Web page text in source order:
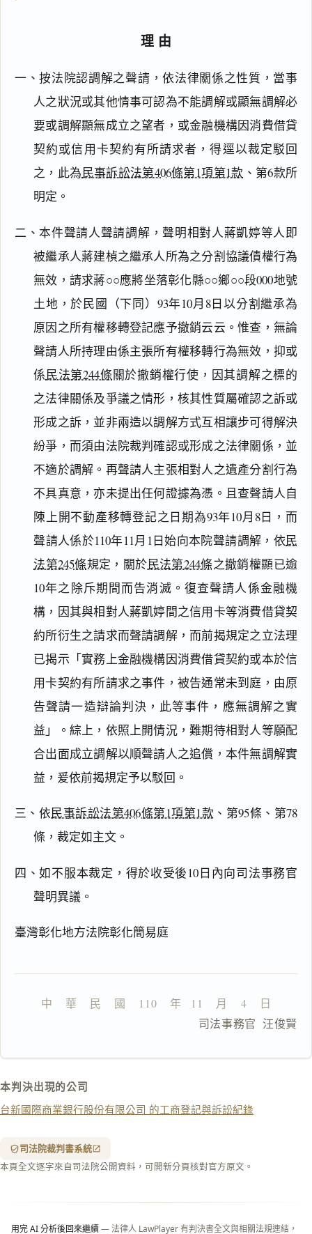
理由
一、按法院認調解之聲請，依法律關係之性質，當事
人之狀況或其他情事可認為不能調解或顯無調解必
要或調解顯無成立之望者，或金融機構因消費借貸
契約或信用卡契約有所請求者，得逕以裁定駁回
之，此為民事訴訟法第406條第1項第1款 、第6款所
明定。
二、本件聲請人聲請調解，聲明相對人蔣凱婷等人即
被繼承人蔣建楨之繼承人所為之分割協議債權行為
無效，請求蔣○○應將坐落彰化縣○○鄉○○段000地號
土地，於民國（下同）93年10月8日以分割繼承為
原因之所有權移轉登記應予撤銷云云。惟查，無論
聲請人所持理由係主張所有權移轉行為無效，抑或
係民法第244條關於撤銷權行使，因其調解之標的
之法律關係及爭議之情形，核其性質屬確認之訴或
形成之訴，並非兩造以調解方式互相讓步可得解決
紛爭，而須由法院裁判確認或形成之法律關係，並
不適於調解。再聲請人主張相對人之遺產分割行為
不具真意，亦未提出任何證據為憑。且查聲請人自
陳上開不動產移轉登記之日期為93年10月8日，而
聲請人係於110年11月1日始向本院聲請調解，依民
法第245條規定，關於民法第244條之撤銷權顯已逾
10年之除斥期間而告消滅。復查聲請人係金融機
構，因其與相對人蔣凱婷間之信用卡等消費借貸契
約所衍生之請求而聲請調解，而前揭規定之立法理
已揭示「實務上金融機構因消費借貸契約或本於信
用卡契約有所請求之事件，被告通常未到庭，由原
告聲請一造辯論判決，此等事件，應無調解之實
益」。綜上，依照上開情況，難期待相對人等願配
合出面成立調解以順聲請人之追償，本件無調解實
益，爰依前揭規定予以駁回。
三、依民事訴訟法第406條第1項第1款 、第95條、第78
條，裁定如主文。
四、如不服本裁定，得於收受後10日內向司法事務官
聲明異議。
臺灣彰化地方法院彰化簡易庭
中    華    民    國    110    年   11    月    4    日
司法事務官  汪俊賢
本判決出現的公司
台新國際商業銀行股份有限公司 的工商登記與訴訟紀錄
司法院裁判書系統
本頁全文逐字來自司法院公開資料，可開新分頁核對官方原文。
用完 AI 分析後回來繼續— 法律人 LawPlayer 有判決書全文與相關法規連結，
閱讀 研究
搜尋本
理
全